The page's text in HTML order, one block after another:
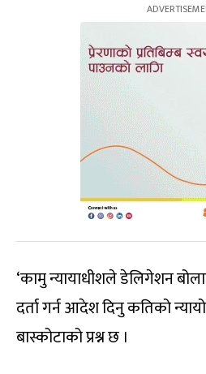
‘कामु न्यायाधीशले डेलिगेशन
दर्ता गर्न आदेश दिनु कतिको
बास्कोटाको प्रश्न छ ।